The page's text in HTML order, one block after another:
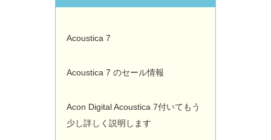
Acoustica 7
Acoustica 7 のセール情報
Acon Digital Acoustica 7付いてもう
少し詳しく説明します